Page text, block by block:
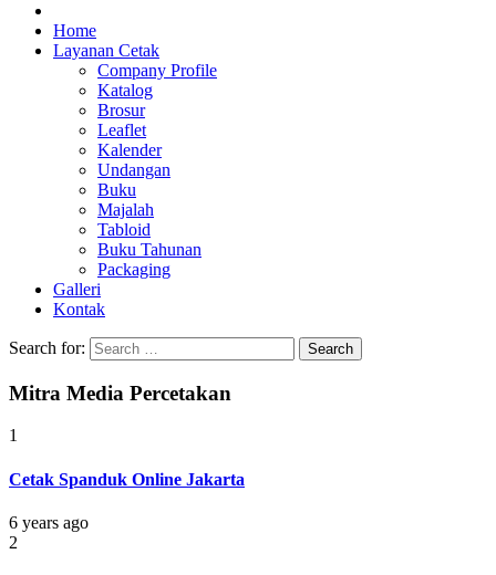
Jasa Cetak Online DMG Printing
Home
Layanan Cetak
Company Profile
Katalog
Brosur
Leaflet
Kalender
Undangan
Buku
Majalah
Tabloid
Buku Tahunan
Packaging
Galleri
Kontak
Search for:
Mitra Media Percetakan
1
Cetak Spanduk Online Jakarta
6 years ago
2